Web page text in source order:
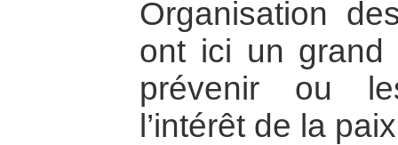
Organisation
ont ici un
prévenir ou
l’intérêt de la